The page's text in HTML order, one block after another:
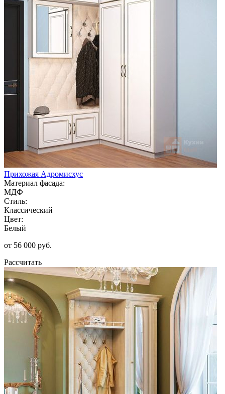
Прихожая Адромисхус
Материал фасада:
МДФ
Стиль:
Классический
Цвет:
Белый
от 56 000 руб.
Рассчитать